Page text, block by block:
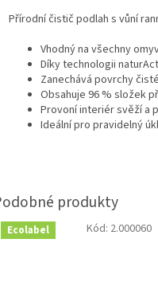
Přírodní čistič podlah s vůní
Vhodný na všechny
Díky technologii
Zanechává povrchy
Obsahuje 96 % složek
Provoní interiér svěží a
Ideální pro pravidelný
Ecolabel Kód: 2.000060